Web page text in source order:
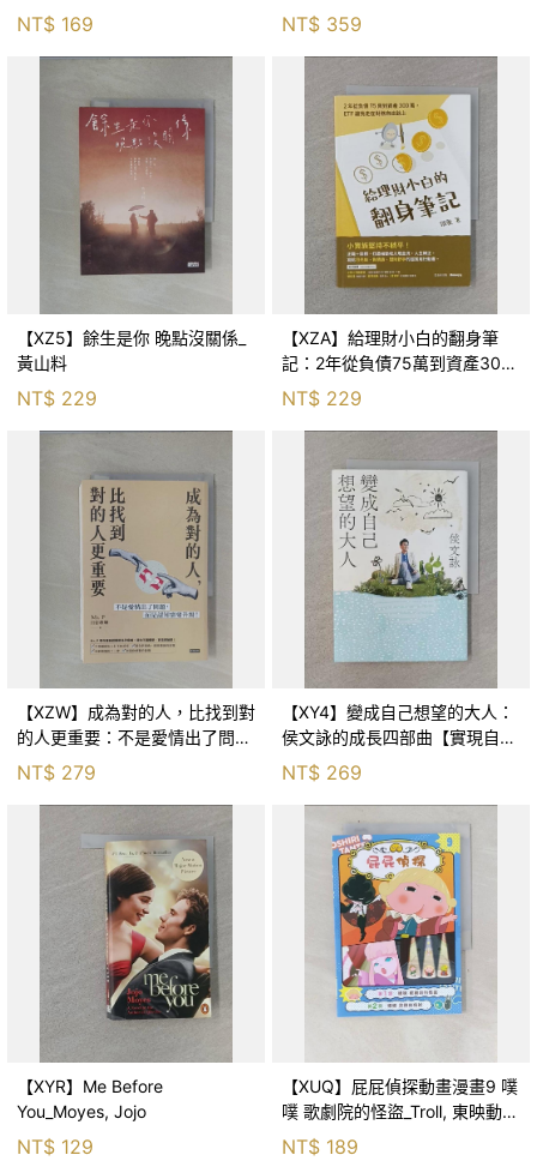
NT$ 169
崔勒基, Elsa
NT$ 359
【XZ5】餘生是你 晚點沒關係_
黃山料
NT$ 229
【XZA】給理財小白的翻身筆
記：2年從負債75萬到資產300
萬，ETF讓我走在財務自由路上_
鐵蛋
NT$ 229
【XZW】成為對的人，比找到對
的人更重要：不是愛情出了問
題，而是認知需要升級！_Mr. P
NT$ 279
【XY4】變成自己想望的大人：
侯文詠的成長四部曲【實現自
己】_侯文詠
NT$ 269
【XYR】Me Before
You_Moyes, Jojo
NT$ 129
【XUQ】屁屁偵探動畫漫畫9 噗
噗 歌劇院的怪盜_Troll, 東映動畫
株式會社, 張東君
NT$ 189